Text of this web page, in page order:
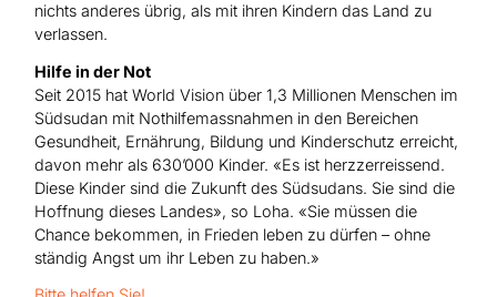
nichts anderes übrig, als mit ihren Kindern das Land zu
verlassen.
Hilfe in der Not
Seit 2015 hat World Vision über 1,3 Millionen Menschen im
Südsudan mit Nothilfemassnahmen in den Bereichen
Gesundheit, Ernährung, Bildung und Kinderschutz erreicht,
davon mehr als 630’000 Kinder. «Es ist herzzerreissend.
Diese Kinder sind die Zukunft des Südsudans. Sie sind die
Hoffnung dieses Landes», so Loha. «Sie müssen die
Chance bekommen, in Frieden leben zu dürfen – ohne
ständig Angst um ihr Leben zu haben.»